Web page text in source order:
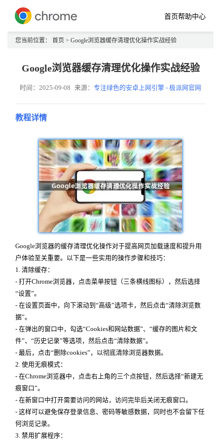
首页帮助中心
您当前位置： 首页 > Google浏览器缓存清理优化操作实战经验
Google浏览器缓存清理优化操作实战经验
时间：2025-09-08 来源：专注绿色的安卓上网引擎 - 极派网官网
教程详情
Google浏览器的缓存清理优化操作对于提高网页加载速度和提升用
户体验至关重要。以下是一些实用的操作步骤和技巧：
1. 清除缓存：
- 打开Chrome浏览器，点击菜单按钮（三条横线图标），然后选择
“设置”。
- 在设置页面中，向下滚动到“高级”选项卡，然后点击“清除浏览数
据”。
- 在弹出的窗口中，勾选“Cookies和网站数据”、“缓存的图片和文
件”、“历史记录”等选项，然后点击“清除数据”。
- 最后，点击“删除cookies”，以彻底清除浏览器数据。
2. 使用无痕模式：
- 在Chrome浏览器中，点击右上角的三个点按钮，然后选择“新建无
痕窗口”。
- 在新窗口中打开需要访问的网站，访问完毕后关闭无痕窗口。
- 这样可以避免保存登录信息、密码等敏感数据，同时也不会留下任
何浏览记录。
3. 禁用扩展程序：